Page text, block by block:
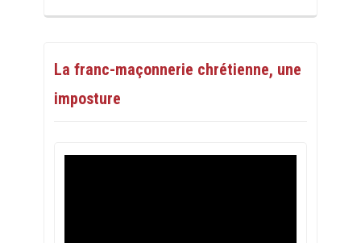
La franc-maçonnerie chrétienne, une
imposture